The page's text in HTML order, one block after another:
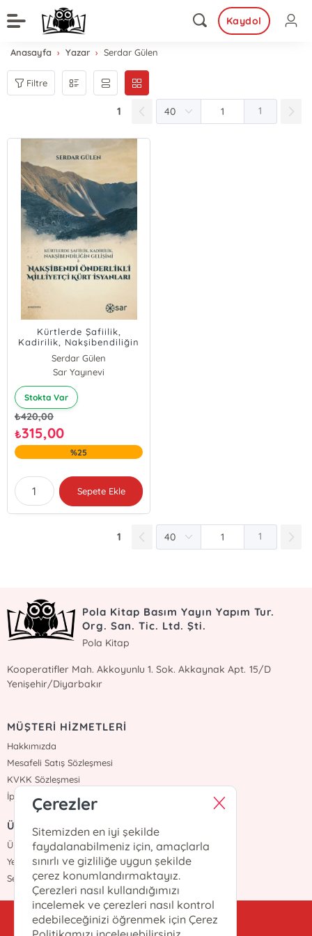
Kaydol
Anasayfa Yazar Serdar Gülen
Filtre
1 1
Kürtlerde Şafiilik,
Kadirilik, Nakşibendiliğin
Gelişimi ve Nakşibendi
Önderlikli Milliyetçi Kürt
İsyanları
Serdar Gülen
Sar Yayınevi
Stokta Var
₺420,00
₺315,00
%25
Sepete Ekle
1 1
Pola Kitap Basım Yayın Yapım Tur.
Org. San. Tic. Ltd. Şti.
Pola Kitap
Kooperatifler Mah. Akkoyunlu 1. Sok. Akkaynak Apt. 15/D
Yenişehir/Diyarbakır
MÜŞTERİ HİZMETLERİ
Hakkımızda
Mesafeli Satış Sözleşmesi
KVKK Sözleşmesi
İptal İade
ÜYELİK
Üye Girişi
Yeni Üyelik
Sepetim
kitappola@gmail.com
Çerezler
Sitemizden en iyi şekilde
faydalanabilmeniz için, amaçlarla
sınırlı ve gizliliğe uygun şekilde
çerez konumlandırmaktayız.
Çerezleri nasıl kullandığımızı
incelemek ve çerezleri nasıl kontrol
edebileceğinizi öğrenmek için Çerez